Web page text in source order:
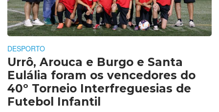
DESPORTO
Urrô, Arouca e Burgo e Santa
Eulália foram os vencedores do
40º Torneio Interfreguesias de
Futebol Infantil